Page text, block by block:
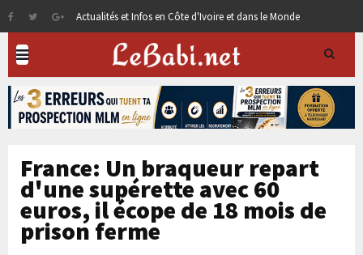
Actualités et Infos en Côte d'Ivoire et dans le Monde
France: Un braqueur repart
d'une supérette avec 60
euros, il écope de 18 mois de
prison ferme